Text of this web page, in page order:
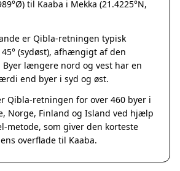
Hedensted
Hinnerup
Hobro
Mariager
Odder
Purhus
Rønde
til Kaaba i Mekka (21.4225°N,
er Qibla-retningen typisk
(sydøst), afhængigt af den
længere nord og vest har en
end byer i syd og øst.
Qibla-retningen for over 460 byer i
Norge, Finland og Island ved hjælp
metode, som giver den korteste
overflade til Kaaba.